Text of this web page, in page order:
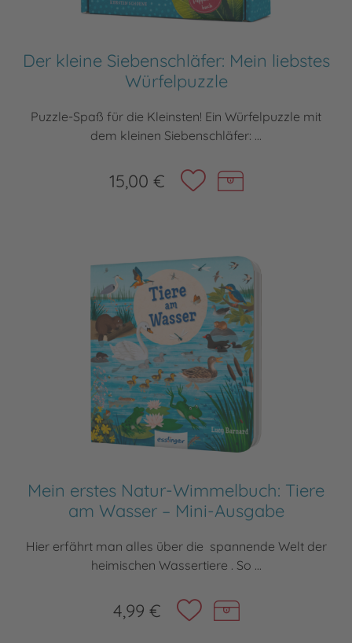
Der kleine Siebenschläfer: Mein liebstes
Würfelpuzzle
Puzzle-Spaß für die Kleinsten! Ein Würfelpuzzle mit
dem kleinen Siebenschläfer: ...
15,00 €
Mein erstes Natur-Wimmelbuch: Tiere
am Wasser – Mini-Ausgabe
Hier erfährt man alles über die spannende Welt der
heimischen Wassertiere . So ...
4,99 €